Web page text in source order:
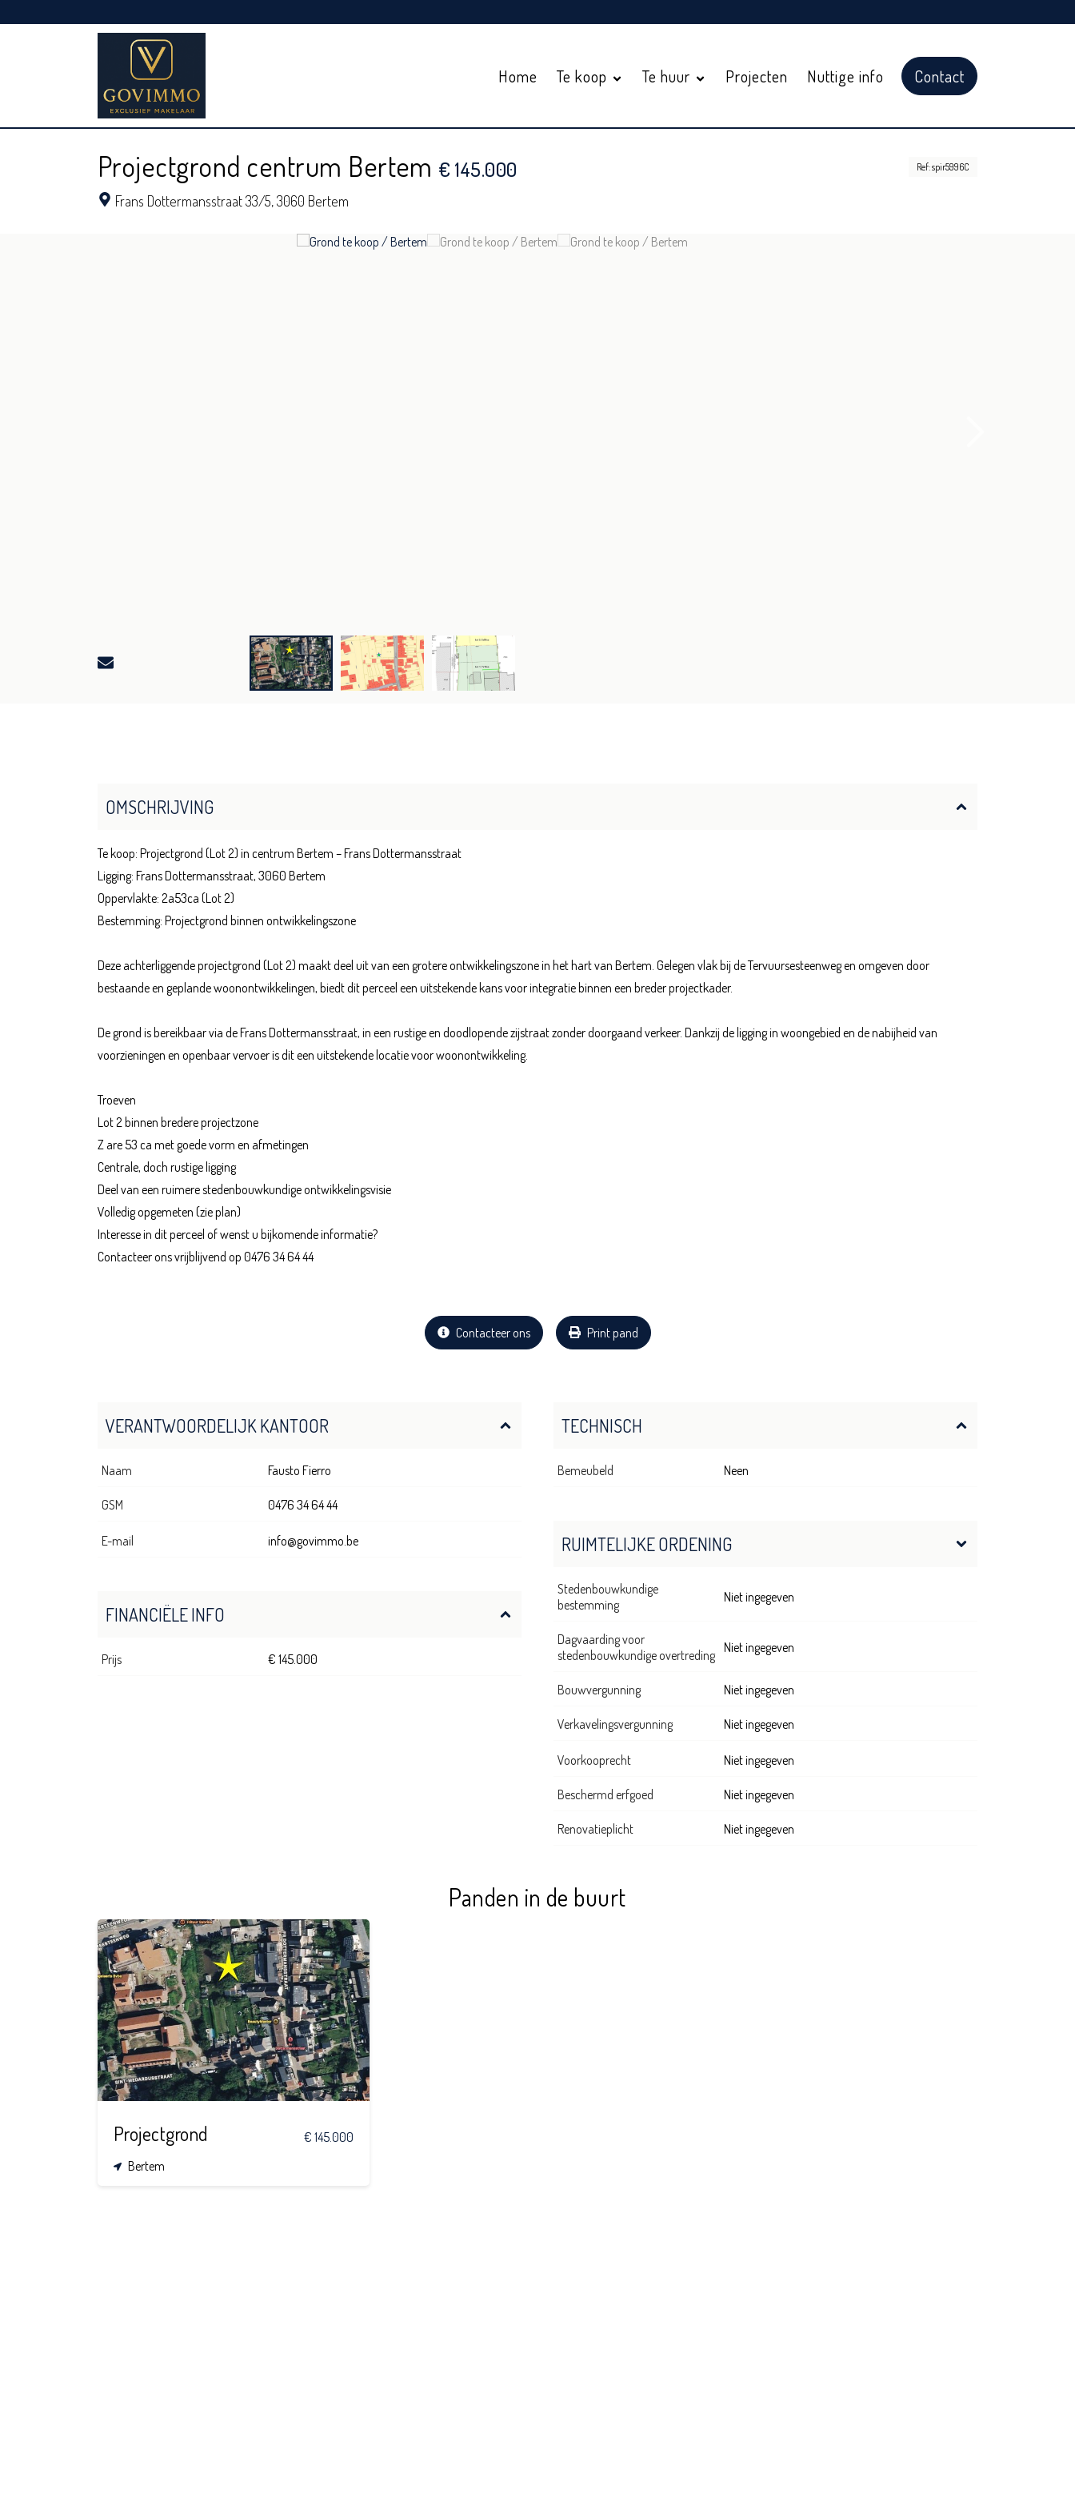
Home Te koop Te huur Projecten Nuttige info Contact
Projectgrond centrum Bertem € 145.000
Frans Dottermansstraat 33/5,3060 Bertem
Ref: spir5996C
OMSCHRIJVING
Te koop: Projectgrond (Lot 2) in centrum Bertem – Frans Dottermansstraat
Ligging: Frans Dottermansstraat, 3060 Bertem
Oppervlakte: 2a53ca (Lot 2)
Bestemming: Projectgrond binnen ontwikkelingszone
Deze achterliggende projectgrond (Lot 2) maakt deel uit van een grotere ontwikkelingszone in het hart van Bertem. Gelegen vlak bij de Tervuursesteenweg en omgeven door
bestaande en geplande woonontwikkelingen, biedt dit perceel een uitstekende kans voor integratie binnen een breder projectkader.
De grond is bereikbaar via de Frans Dottermansstraat, in een rustige en doodlopende zijstraat zonder doorgaand verkeer. Dankzij de ligging in woongebied en de nabijheid van
voorzieningen en openbaar vervoer is dit een uitstekende locatie voor woonontwikkeling.
Troeven
Lot 2 binnen bredere projectzone
Z are 53 ca met goede vorm en afmetingen
Centrale, doch rustige ligging
Deel van een ruimere stedenbouwkundige ontwikkelingsvisie
Volledig opgemeten (zie plan)
Interesse in dit perceel of wenst u bijkomende informatie?
Contacteer ons vrijblijvend op 0476 34 64 44
Contacteer ons Print pand
VERANTWOORDELIJK KANTOOR
Naam Fausto Fierro
GSM 0476 34 64 44
E-mail info@govimmo.be
FINANCIËLE INFO
Prijs € 145.000
TECHNISCH
Bemeubeld Neen
RUIMTELIJKE ORDENING
Stedenbouwkundige
bestemming
Niet ingegeven
Dagvaarding voor
stedenbouwkundige overtreding Niet ingegeven
Bouwvergunning Niet ingegeven
Verkavelingsvergunning Niet ingegeven
Voorkooprecht Niet ingegeven
Beschermd erfgoed Niet ingegeven
Renovatieplicht Niet ingegeven
Panden in de buurt
Projectgrond
€ 145.000
Bertem